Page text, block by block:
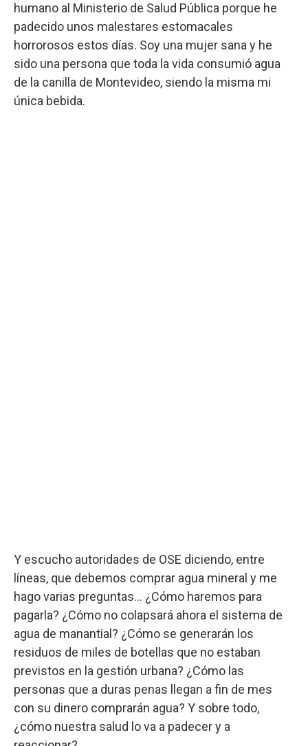
humano al Ministerio de Salud Pública porque he
padecido unos malestares estomacales
horrorosos estos días. Soy una mujer sana y he
sido una persona que toda la vida consumió agua
de la canilla de Montevideo, siendo la misma mi
única bebida.
Y escucho autoridades de OSE diciendo, entre
líneas, que debemos comprar agua mineral y me
hago varias preguntas… ¿Cómo haremos para
pagarla? ¿Cómo no colapsará ahora el sistema de
agua de manantial? ¿Cómo se generarán los
residuos de miles de botellas que no estaban
previstos en la gestión urbana? ¿Cómo las
personas que a duras penas llegan a fin de mes
con su dinero comprarán agua? Y sobre todo,
¿cómo nuestra salud lo va a padecer y a